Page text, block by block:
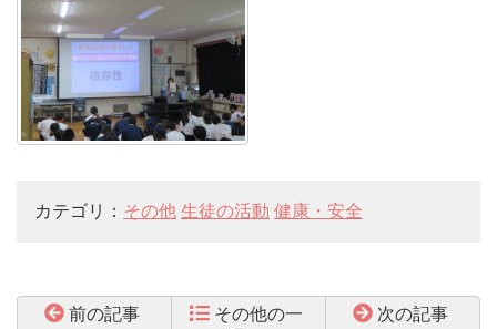
カテゴリ： その他 生徒の活動 健康・安全
前の記事
その他の一
次の記事